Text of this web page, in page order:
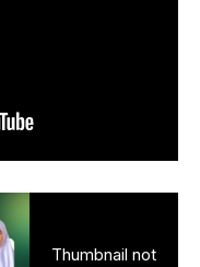
Thumbnail not